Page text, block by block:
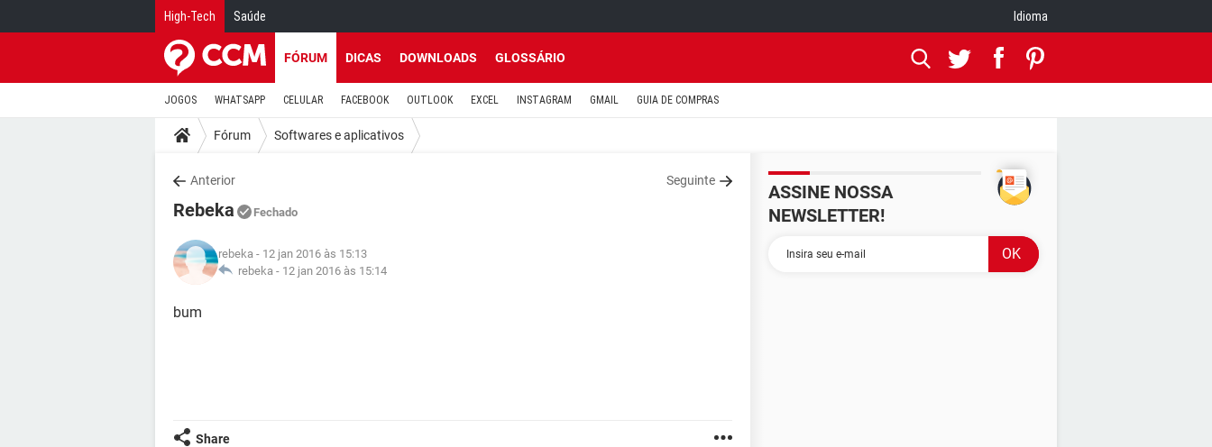
High-Tech Saúde Idioma
FÓRUM DICAS DOWNLOADS GLOSSÁRIO
JOGOS WHATSAPP CELULAR FACEBOOK OUTLOOK EXCEL INSTAGRAM GMAIL GUIA DE COMPRAS
Fórum Softwares e aplicativos
Anterior Seguinte
Rebeka Fechado
rebeka - 12 jan 2016 às 15:13
rebeka - 12 jan 2016 às 15:14
bum
Share
ASSINE NOSSA
NEWSLETTER!